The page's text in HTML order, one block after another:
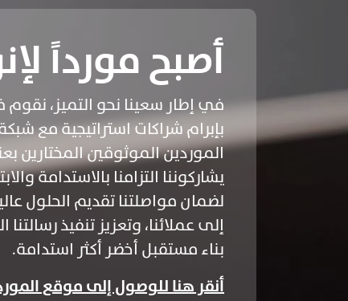
أصبح مورداً
في إطار سعينا نحو التميز، نقوم
بإبرام شراكات استراتيجية مع
الموردين الموثوقين المختارين
يشاركوننا التزامنا بالاستدامة
لضمان مواصلتنا تقديم الحلول
إلى عملائنا، وتعزيز تنفيذ رسالتنا
بناء مستقبل أخضر أكثر استدامة.
أنقر هنا للوصول إلى موقع